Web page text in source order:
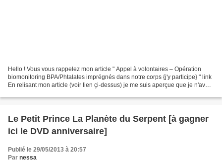
Hello ! Vous vous rappelez mon article " Appel à volontaires – Opération
biomonitoring BPA/Phtalates imprégnés dans notre corps {j'y participe} " link
En relisant mon article (voir lien çi-dessus) je me suis aperçue que je n'avais
Le Petit Prince La Planète du Serpent [à gagner
ici le DVD anniversaire]
Publié le 29/05/2013 à 20:57
Par nessa